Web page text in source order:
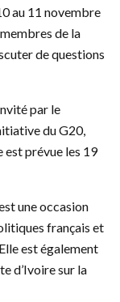
au 11 novembre
de la
de questions
par le
du G20,
prévue les 19
une occasion
français et
est également
d’Ivoire sur la